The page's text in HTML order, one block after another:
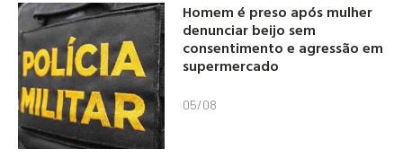
Homem é preso após mulher
denunciar beijo sem
consentimento e agressão em
supermercado
05/08